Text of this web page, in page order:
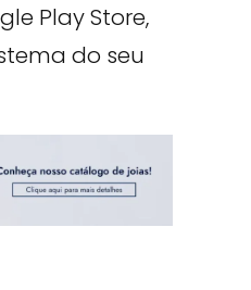
Play Store,
do seu